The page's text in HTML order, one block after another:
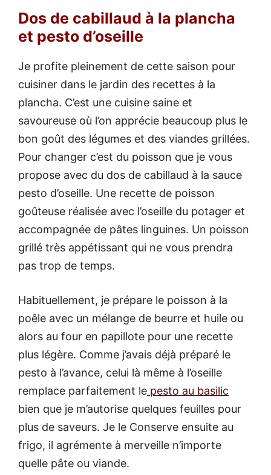
Dos de cabillaud à la plancha
et pesto d’oseille
Je profite pleinement de cette saison pour
cuisiner dans le jardin des recettes à la
plancha. C’est une cuisine saine et
savoureuse où l’on apprécie beaucoup plus le
bon goût des légumes et des viandes grillées.
Pour changer c’est du poisson que je vous
propose avec du dos de cabillaud à la sauce
pesto d’oseille. Une recette de poisson
goûteuse réalisée avec l’oseille du potager et
accompagnée de pâtes linguines. Un poisson
grillé très appétissant qui ne vous prendra
pas trop de temps.
Habituellement, je prépare le poisson à la
poêle avec un mélange de beurre et huile ou
alors au four en papillote pour une recette
plus légère. Comme j’avais déjà préparé le
pesto à l’avance, celui là même à l’oseille
remplace parfaitement le pesto au basilic
bien que je m’autorise quelques feuilles pour
plus de saveurs. Je le Conserve ensuite au
frigo, il agrémente à merveille n’importe
quelle pâte ou viande.